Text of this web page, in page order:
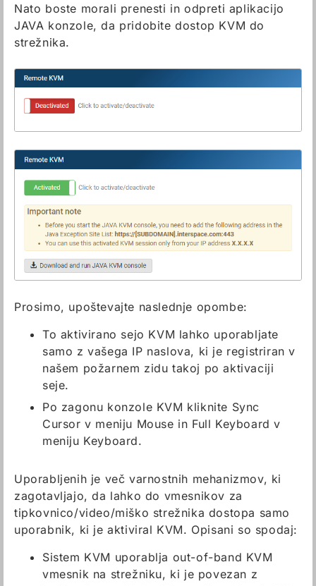
Nato boste morali prenesti in odpreti aplikacijo
JAVA konzole, da pridobite dostop KVM do
strežnika.
Prosimo, upoštevajte naslednje opombe:
To aktivirano sejo KVM lahko uporabljate
samo z vašega IP naslova, ki je registriran v
našem požarnem zidu takoj po aktivaciji
seje.
Po zagonu konzole KVM kliknite Sync
Cursor v meniju Mouse in Full Keyboard v
meniju Keyboard.
Uporabljenih je več varnostnih mehanizmov, ki
zagotavljajo, da lahko do vmesnikov za
tipkovnico/video/miško strežnika dostopa samo
uporabnik, ki je aktiviral KVM. Opisani so spodaj:
Sistem KVM uporablja out-of-band KVM
vmesnik na strežniku, ki je povezan z